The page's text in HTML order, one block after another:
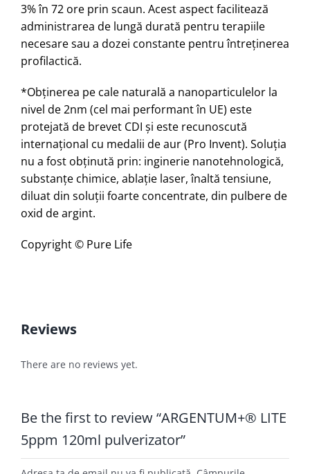
3% în 72 ore prin scaun. Acest aspect facilitează
administrarea de lungă durată pentru terapiile
necesare sau a dozei constante pentru întreţinerea
profilactică.
*Obţinerea pe cale naturală a nanoparticulelor la
nivel de 2nm (cel mai performant în UE) este
protejată de brevet CDI şi este recunoscută
internaţional cu medalii de aur (Pro Invent). Soluţia
nu a fost obţinută prin: inginerie nanotehnologică,
substanţe chimice, ablaţie laser, înaltă tensiune,
diluat din soluţii foarte concentrate, din pulbere de
oxid de argint.
Copyright © Pure Life
Reviews
There are no reviews yet.
Be the first to review “ARGENTUM+® LITE
5ppm 120ml pulverizator”